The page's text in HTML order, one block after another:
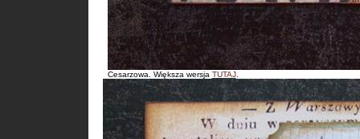
Cesarzowa. Większa wersja TUTAJ.